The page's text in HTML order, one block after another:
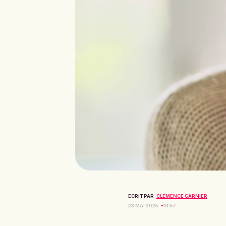
ECRIT PAR: CLÉMENCE GARNIER
23 MAI 2025
19:57